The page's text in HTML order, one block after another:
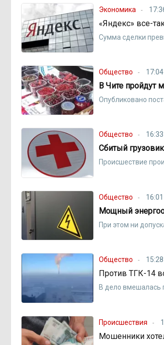
Экономика
«Яндекс» все-
Сумма сделки
Общество 17:04
В Чите пройдут
Опубликовано
Общество 16:33
Сбитый
Происшествие
Общество 16:01
Мощный
При этом ни
Общество 15:28
Против ТГК-14
В дело вмешалась
Происшествия
Мошенники